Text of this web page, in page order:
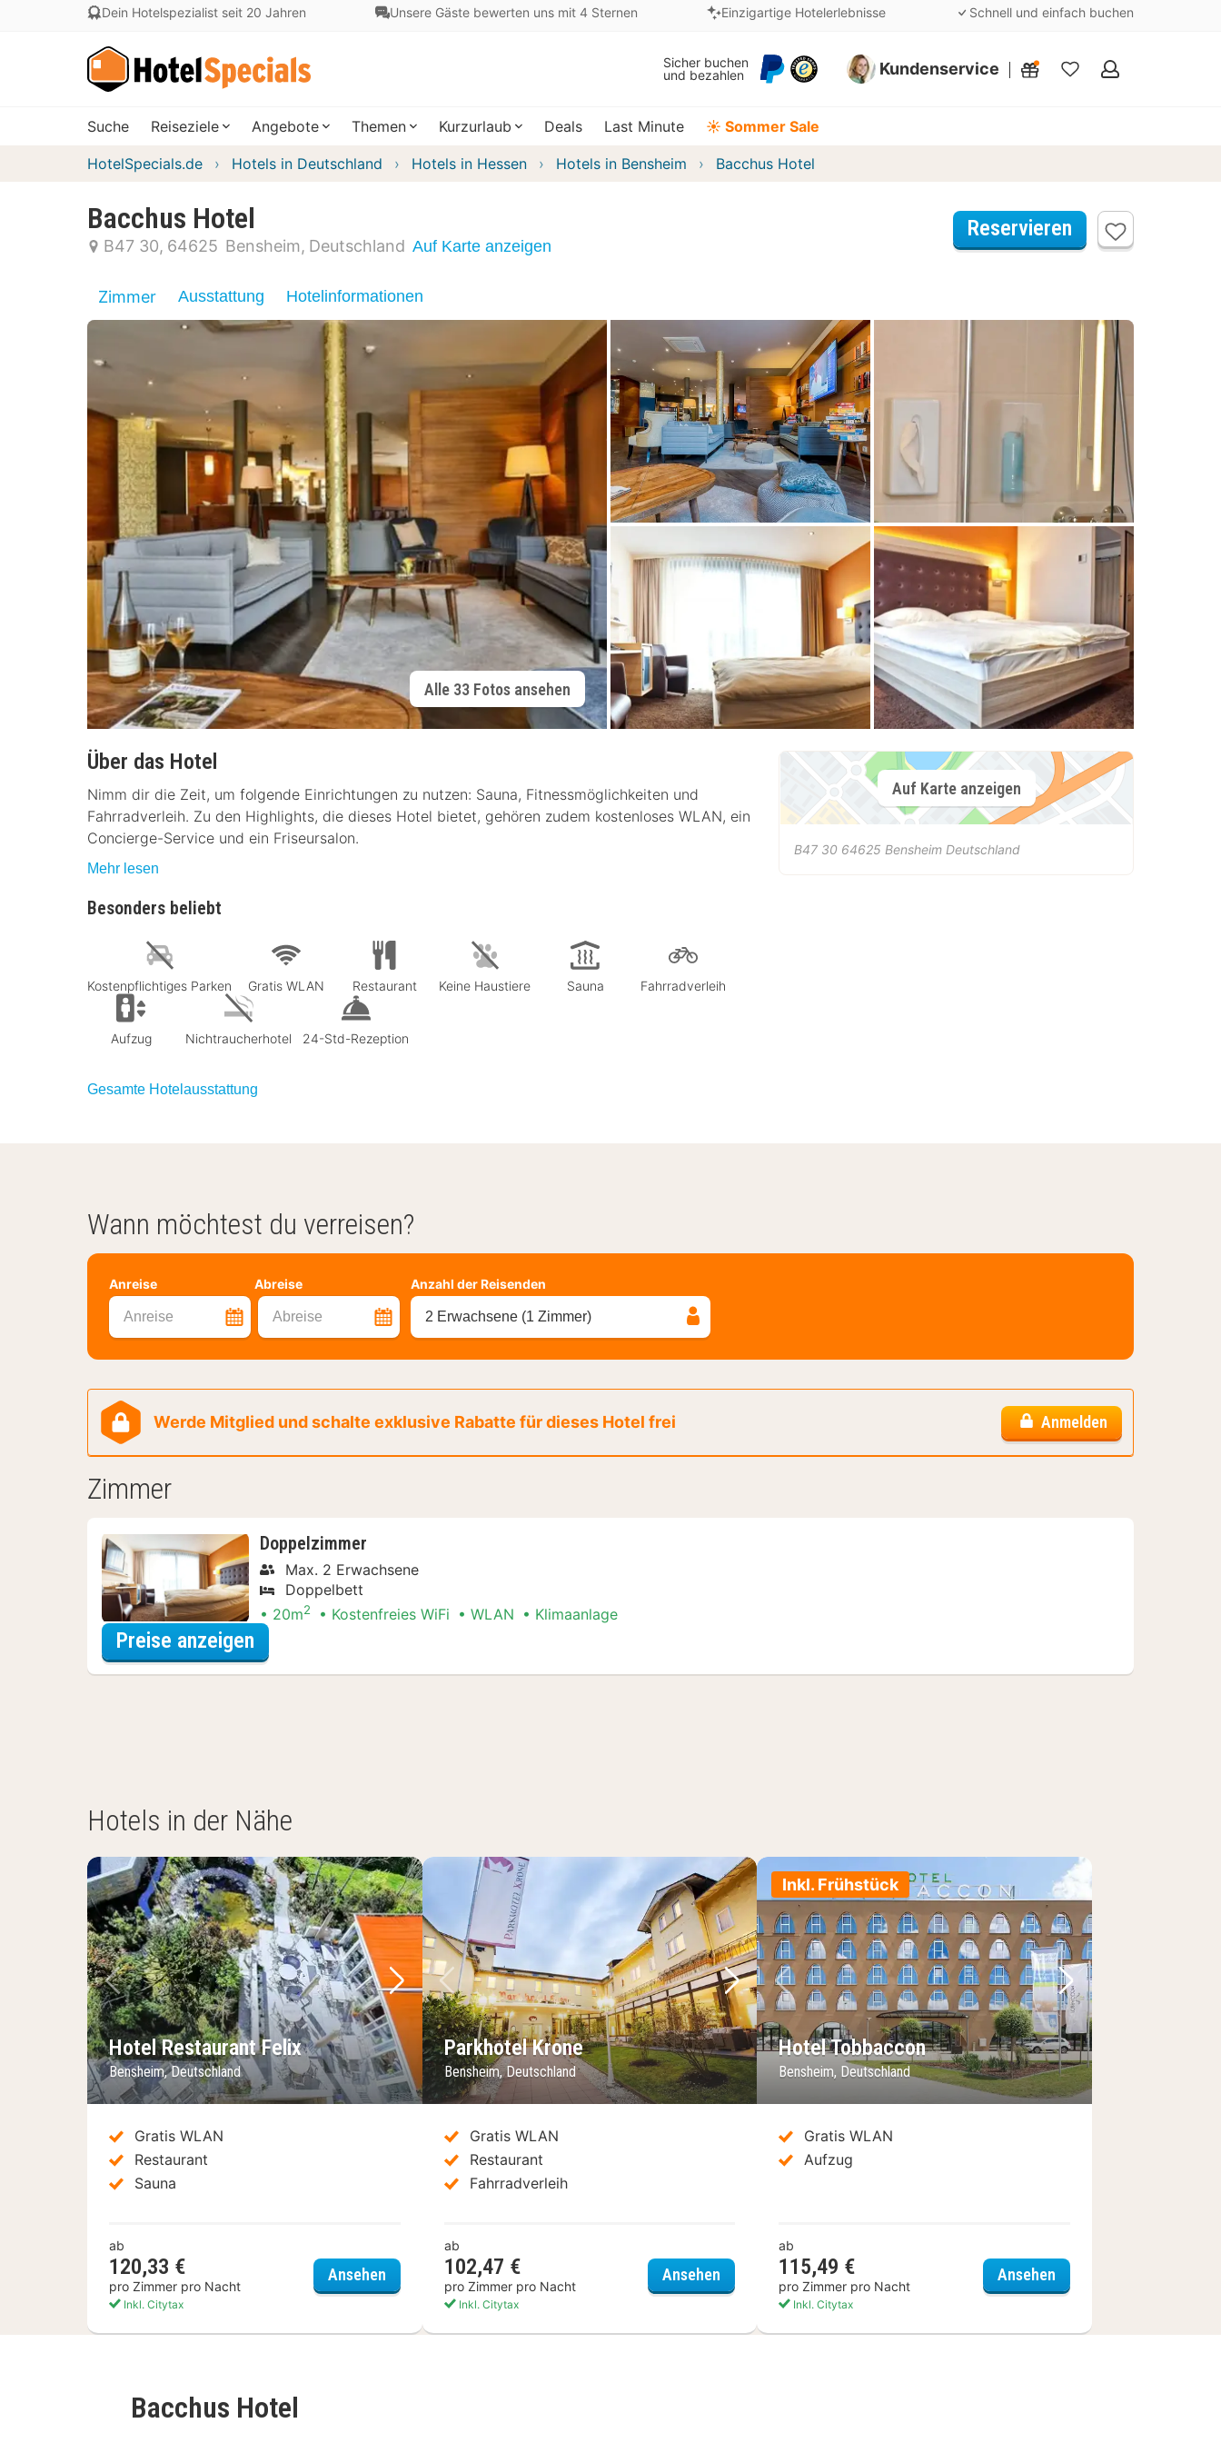
Dein Hotelspezialist seit 20 Jahren Unsere Gäste bewerten uns mit 4 Sternen Einzigartige Hotelerlebnisse Schnell und einfach buchen
Sicher buchen
und bezahlen
Kundenservice
Meine
Suche Reiseziele Angebote Themen Kurzurlaub Deals Last Minute ☀️ Sommer Sale
HotelSpecials.de Hotels in Deutschland Hotels in Hessen Hotels in Bensheim Bacchus Hotel
Bacchus Hotel
B47 30 64625 Bensheim Deutschland Auf Karte anzeigen
Reservieren
Zimmer Ausstattung Hotelinformationen
Alle 33 Fotos ansehen
Über das Hotel
Nimm dir die Zeit, um folgende Einrichtungen zu nutzen: Sauna, Fitnessmöglichkeiten und
Fahrradverleih. Zu den Highlights, die dieses Hotel bietet, gehören zudem kostenloses WLAN, ein
Concierge-Service und ein Friseursalon.
Mehr lesen
Besonders beliebt
Kostenpflichtiges Parken Gratis WLAN Restaurant Keine Haustiere Sauna Fahrradverleih
Aufzug Nichtraucherhotel 24-Std-Rezeption
Gesamte Hotelausstattung
Auf Karte anzeigen
B47 30 64625 Bensheim Deutschland
Wann möchtest du verreisen?
Anreise Abreise
Anreise Abreise
Anzahl der Reisenden
2 Erwachsene (1 Zimmer)
Werde Mitglied und schalte exklusive Rabatte für dieses Hotel frei Anmelden
Zimmer
Doppelzimmer
Max. 2 Erwachsene
Doppelbett
20m2 Kostenfreies WiFi WLAN Klimaanlage
Preise anzeigen
Hotels in der Nähe
Vorheriges Bild
Nächstes Bild
Hotel Restaurant Felix
Bensheim, Deutschland
Gratis WLAN
Restaurant
Sauna
ab
120,33 €
pro Zimmer pro Nacht
Inkl. Citytax
AnsehenHotel Restaurant Felix
Vorheriges Bild
Nächstes Bild
Parkhotel Krone
Bensheim, Deutschland
Gratis WLAN
Restaurant
Fahrradverleih
ab
102,47 €
pro Zimmer pro Nacht
Inkl. Citytax
Ansehen Parkhotel Krone
Inkl. Frühstück
Vorheriges Bild
Nächstes Bild
Hotel Tobbaccon
Bensheim, Deutschland
Gratis WLAN
Aufzug
ab
115,49 €
pro Zimmer pro Nacht
Inkl. Citytax
AnsehenHotel Tobbaccon
Bacchus Hotel